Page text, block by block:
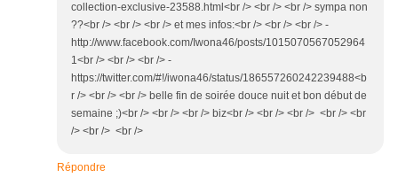
collection-exclusive-23588.html<br /> <br /> <br /> sympa non
??<br /> <br /> <br /> et mes infos:<br /> <br /> <br /> -
http://www.facebook.com/Iwona46/posts/1015070567052964
1<br /> <br /> <br /> -
https://twitter.com/#!/iwona46/status/186557260242239488<b
r /> <br /> <br /> belle fin de soirée douce nuit et bon début de
semaine ;)<br /> <br /> <br /> biz<br /> <br /> <br /> <br /> <br
/> <br /> <br />
Répondre